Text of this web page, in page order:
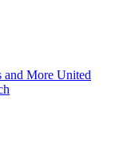
and More United